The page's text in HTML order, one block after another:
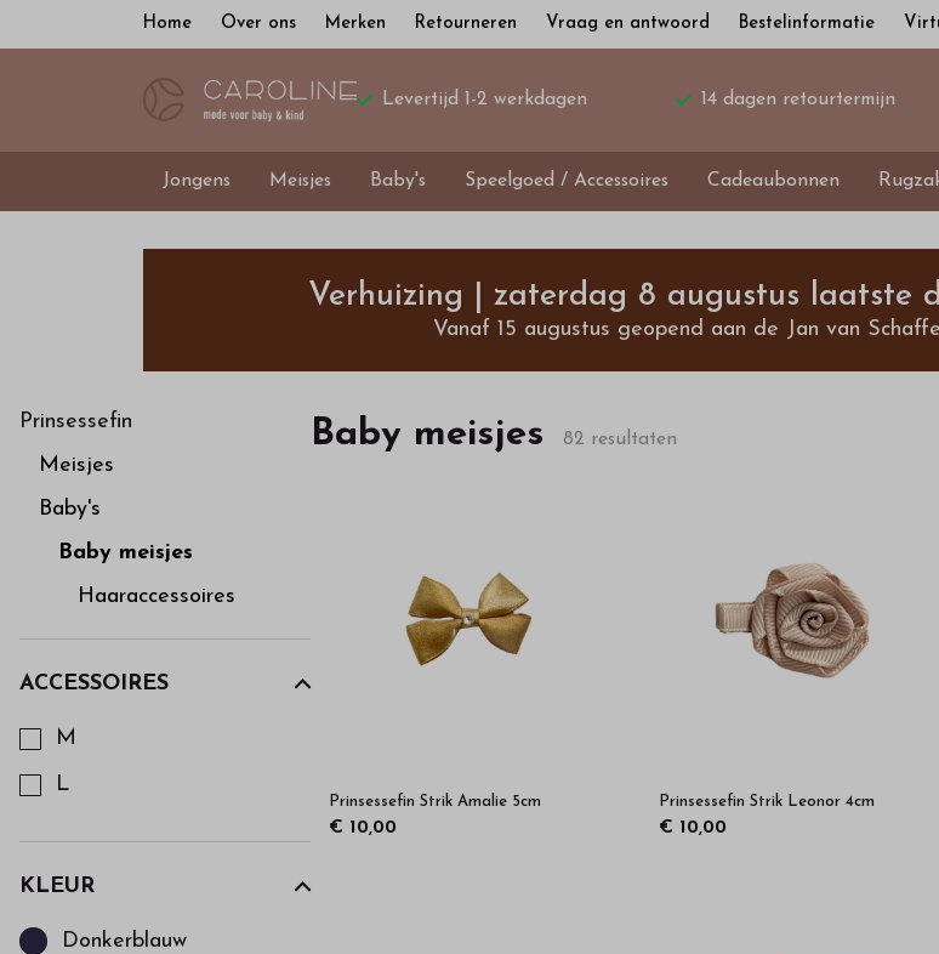
Home Over ons Merken Retourneren Vraag en antwoord Bestelinformatie
Levertijd 1-2 werkdagen 14 dagen retourtermijn
Jongens Meisjes Baby's Speelgoed / Accessoires Cadeaubonnen
Baby
Bestel
kinderkleding
van
hoge
kwaliteit
in
onze
webshop
Verhuizing | zaterdag 8 augustus laatste
Vanaf 15 augustus geopend aan de Jan van
Prinsessefin
Meisjes
Baby's
Baby meisjes
Haaraccessoires
ACCESSOIRES
M
L
KLEUR
Donkerblauw
Baby meisjes 82 resultaten
Prinsessefin Strik Amalie 5cm
€ 10,00
Prinsessefin Strik Leonor 4cm
€ 10,00